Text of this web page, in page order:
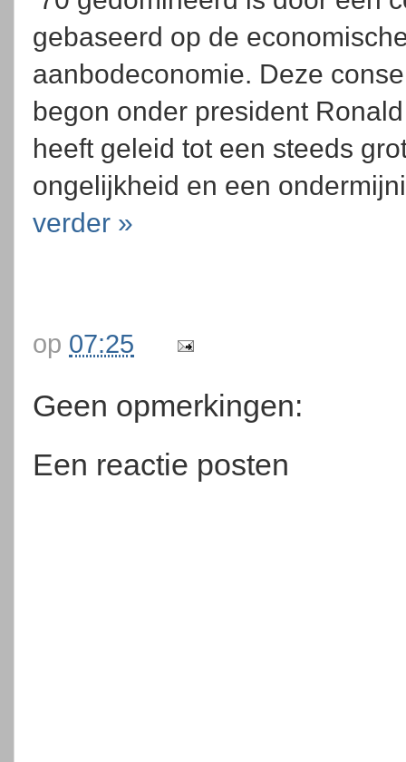
gebaseerd op de
aanbodeconomie. Deze
begon onder president
heeft geleid tot een steeds
ongelijkheid en een
verder »
op 07:25
Geen opmerkingen:
Een reactie posten